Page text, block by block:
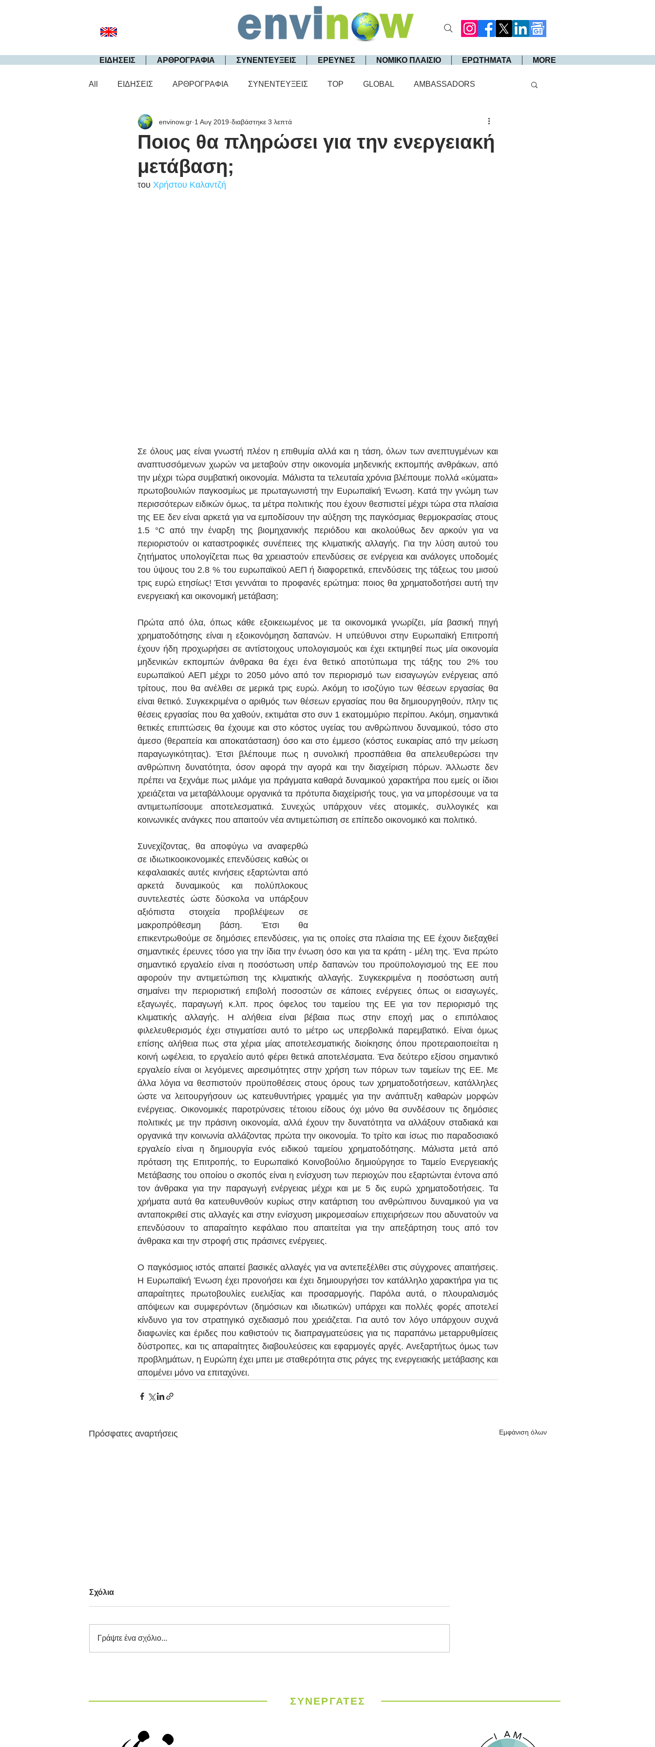
ΕΙΔΗΣΕΙΣ ΑΡΘΡΟΓΡΑΦΙΑ ΣΥΝΕΝΤΕΥΞΕΙΣ ΕΡΕΥΝΕΣ ΝΟΜΙΚΟ ΠΛΑΙΣΙΟ ΕΡΩΤΗΜΑΤΑ MORE
All ΕΙΔΗΣΕΙΣ ΑΡΘΡΟΓΡΑΦΙΑ ΣΥΝΕΝΤΕΥΞΕΙΣ TOP GLOBAL AMBASSADORS
Ποιος θα πληρώσει για την ενεργειακή
μετάβαση;
envinow.gr 1 Αυγ 2019 διαβάστηκε 3 λεπτά
του Χρήστου Καλαντζή
Σε όλους μας είναι γνωστή πλέον η επιθυμία αλλά και η τάση, όλων των ανεπτυγμένων και
αναπτυσσόμενων χωρών να μεταβούν στην οικονομία μηδενικής εκπομπής ανθράκων, από
την μέχρι τώρα συμβατική οικονομία. Μάλιστα τα τελευταία χρόνια βλέπουμε πολλά «κύματα»
πρωτοβουλιών παγκοσμίως με πρωταγωνιστή την Ευρωπαϊκή Ένωση. Κατά την γνώμη των
περισσότερων ειδικών όμως, τα μέτρα πολιτικής που έχουν θεσπιστεί μέχρι τώρα στα πλαίσια
της ΕΕ δεν είναι αρκετά για να εμποδίσουν την αύξηση της παγκόσμιας θερμοκρασίας στους
1.5 °C από την έναρξη της βιομηχανικής περιόδου και ακολούθως δεν αρκούν για να
περιοριστούν οι καταστροφικές συνέπειες της κλιματικής αλλαγής. Για την λύση αυτού του
ζητήματος υπολογίζεται πως θα χρειαστούν επενδύσεις σε ενέργεια και ανάλογες υποδομές
του ύψους του 2.8 % του ευρωπαϊκού ΑΕΠ ή διαφορετικά, επενδύσεις της τάξεως του μισού
τρις ευρώ ετησίως! Έτσι γεννάται το προφανές ερώτημα: ποιος θα χρηματοδοτήσει αυτή την
ενεργειακή και οικονομική μετάβαση;
Πρώτα από όλα, όπως κάθε εξοικειωμένος με τα οικονομικά γνωρίζει, μία βασική πηγή
χρηματοδότησης είναι η εξοικονόμηση δαπανών. Η υπεύθυνοι στην Ευρωπαϊκή Επιτροπή
έχουν ήδη προχωρήσει σε αντίστοιχους υπολογισμούς και έχει εκτιμηθεί πως μία οικονομία
μηδενικών εκπομπών άνθρακα θα έχει ένα θετικό αποτύπωμα της τάξης του 2% του
ευρωπαϊκού ΑΕΠ μέχρι το 2050 μόνο από τον περιορισμό των εισαγωγών ενέργειας από
τρίτους, που θα ανέλθει σε μερικά τρις ευρώ. Ακόμη το ισοζύγιο των θέσεων εργασίας θα
είναι θετικό. Συγκεκριμένα ο αριθμός των θέσεων εργασίας που θα δημιουργηθούν, πλην τις
θέσεις εργασίας που θα χαθούν, εκτιμάται στο συν 1 εκατομμύριο περίπου. Ακόμη, σημαντικά
θετικές επιπτώσεις θα έχουμε και στο κόστος υγείας του ανθρώπινου δυναμικού, τόσο στο
άμεσο (θεραπεία και αποκατάσταση) όσο και στο έμμεσο (κόστος ευκαιρίας από την μείωση
παραγωγικότητας). Έτσι βλέπουμε πως η συνολική προσπάθεια θα απελευθερώσει την
ανθρώπινη δυνατότητα, όσον αφορά την αγορά και την διαχείριση πόρων. Άλλωστε δεν
πρέπει να ξεχνάμε πως μιλάμε για πράγματα καθαρά δυναμικού χαρακτήρα που εμείς οι ίδιοι
χρειάζεται να μεταβάλλουμε οργανικά τα πρότυπα διαχείρισής τους, για να μπορέσουμε να τα
αντιμετωπίσουμε αποτελεσματικά. Συνεχώς υπάρχουν νέες ατομικές, συλλογικές και
κοινωνικές ανάγκες που απαιτούν νέα αντιμετώπιση σε επίπεδο οικονομικό και πολιτικό.
Συνεχίζοντας, θα αποφύγω να αναφερθώ
σε ιδιωτικοοικονομικές επενδύσεις καθώς οι
κεφαλαιακές αυτές κινήσεις εξαρτώνται από
αρκετά δυναμικούς και πολύπλοκους
συντελεστές ώστε δύσκολα να υπάρξουν
αξιόπιστα στοιχεία προβλέψεων σε
μακροπρόθεσμη βάση. Έτσι θα
επικεντρωθούμε σε δημόσιες επενδύσεις, για τις οποίες στα πλαίσια της ΕΕ έχουν διεξαχθεί
σημαντικές έρευνες τόσο για την ίδια την ένωση όσο και για τα κράτη - μέλη της. Ένα πρώτο
σημαντικό εργαλείο είναι η ποσόστωση υπέρ δαπανών του προϋπολογισμού της ΕΕ που
αφορούν την αντιμετώπιση της κλιματικής αλλαγής. Συγκεκριμένα η ποσόστωση αυτή
σημαίνει την περιοριστική επιβολή ποσοστών σε κάποιες ενέργειες όπως οι εισαγωγές,
εξαγωγές, παραγωγή κ.λπ. προς όφελος του ταμείου της ΕΕ για τον περιορισμό της
κλιματικής αλλαγής. Η αλήθεια είναι βέβαια πως στην εποχή μας ο επιπόλαιος
φιλελευθερισμός έχει στιγματίσει αυτό το μέτρο ως υπερβολικά παρεμβατικό. Είναι όμως
επίσης αλήθεια πως στα χέρια μίας αποτελεσματικής διοίκησης όπου προτεραιοποιείται η
κοινή ωφέλεια, το εργαλείο αυτό φέρει θετικά αποτελέσματα. Ένα δεύτερο εξίσου σημαντικό
εργαλείο είναι οι λεγόμενες αιρεσιμότητες στην χρήση των πόρων των ταμείων της ΕΕ. Με
άλλα λόγια να θεσπιστούν προϋποθέσεις στους όρους των χρηματοδοτήσεων, κατάλληλες
ώστε να λειτουργήσουν ως κατευθυντήριες γραμμές για την ανάπτυξη καθαρών μορφών
ενέργειας. Οικονομικές παροτρύνσεις τέτοιου είδους όχι μόνο θα συνδέσουν τις δημόσιες
πολιτικές με την πράσινη οικονομία, αλλά έχουν την δυνατότητα να αλλάξουν σταδιακά και
οργανικά την κοινωνία αλλάζοντας πρώτα την οικονομία. Το τρίτο και ίσως πιο παραδοσιακό
εργαλείο είναι η δημιουργία ενός ειδικού ταμείου χρηματοδότησης. Μάλιστα μετά από
πρόταση της Επιτροπής, το Ευρωπαϊκό Κοινοβούλιο δημιούργησε το Ταμείο Ενεργειακής
Μετάβασης του οποίου ο σκοπός είναι η ενίσχυση των περιοχών που εξαρτώνται έντονα από
τον άνθρακα για την παραγωγή ενέργειας μέχρι και με 5 δις ευρώ χρηματοδοτήσεις. Τα
χρήματα αυτά θα κατευθυνθούν κυρίως στην κατάρτιση του ανθρώπινου δυναμικού για να
ανταποκριθεί στις αλλαγές και στην ενίσχυση μικρομεσαίων επιχειρήσεων που αδυνατούν να
επενδύσουν το απαραίτητο κεφάλαιο που απαιτείται για την απεξάρτηση τους από τον
άνθρακα και την στροφή στις πράσινες ενέργειες.
Ο παγκόσμιος ιστός απαιτεί βασικές αλλαγές για να αντεπεξέλθει στις σύγχρονες απαιτήσεις.
Η Ευρωπαϊκή Ένωση έχει προνοήσει και έχει δημιουργήσει τον κατάλληλο χαρακτήρα για τις
απαραίτητες πρωτοβουλίες ευελιξίας και προσαρμογής. Παρόλα αυτά, ο πλουραλισμός
απόψεων και συμφερόντων (δημόσιων και ιδιωτικών) υπάρχει και πολλές φορές αποτελεί
κίνδυνο για τον στρατηγικό σχεδιασμό που χρειάζεται. Για αυτό τον λόγο υπάρχουν συχνά
διαφωνίες και έριδες που καθιστούν τις διαπραγματεύσεις για τις παραπάνω μεταρρυθμίσεις
δύστροπες, και τις απαραίτητες διαβουλεύσεις και εφαρμογές αργές. Ανεξαρτήτως όμως των
προβλημάτων, η Ευρώπη έχει μπει με σταθερότητα στις ράγες της ενεργειακής μετάβασης και
απομένει μόνο να επιταχύνει.
Πρόσφατες αναρτήσεις Εμφάνιση όλων
Σχόλια
Γράψτε ένα σχόλιο...
ΣΥΝΕΡΓΑΤΕΣ